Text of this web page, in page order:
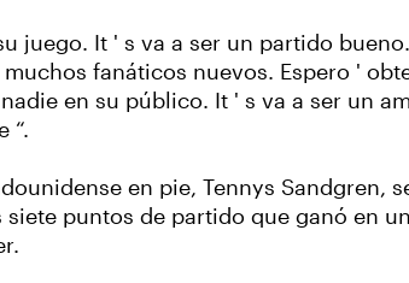
juego. It ' s va a ser un partido
fanáticos nuevos. Espero '
en su público. It ' s va a ser un
“.
en pie, Tennys Sandgren,
puntos de partido que ganó en